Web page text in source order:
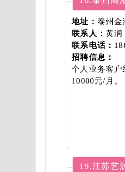
地址： 泰州金
联系人： 黄润
联系电话：
招聘信息：
个人业务客户
10000元/月。
19.江苏艺